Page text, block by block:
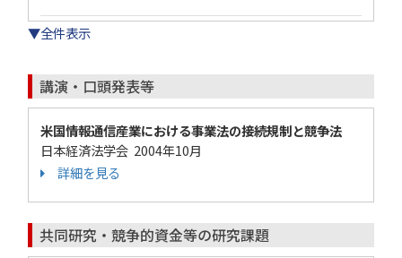
▼全件表示
講演・口頭発表等
米国情報通信産業における事業法の接続規制と競争法
日本経済法学会 2004年10月
詳細を見る
共同研究・競争的資金等の研究課題